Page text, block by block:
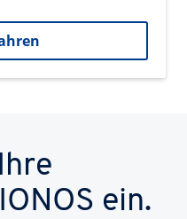
ein.